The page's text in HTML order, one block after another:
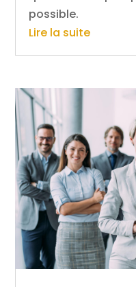
possible.
Lire la suite